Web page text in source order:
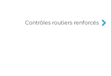
Contrôles routiers renforcés